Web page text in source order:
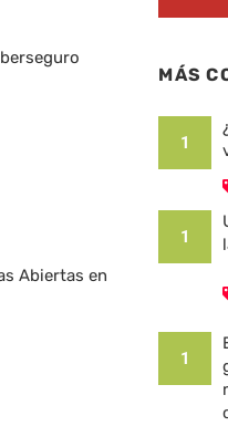
Abiertas en
MÁS
1
1
1